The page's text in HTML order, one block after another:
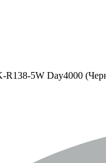
5W Day4000